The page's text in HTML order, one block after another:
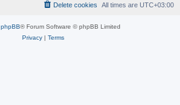
All times are UTC+03:00
Delete cookies
phpBB® Forum Software © phpBB Limited
Privacy| Terms